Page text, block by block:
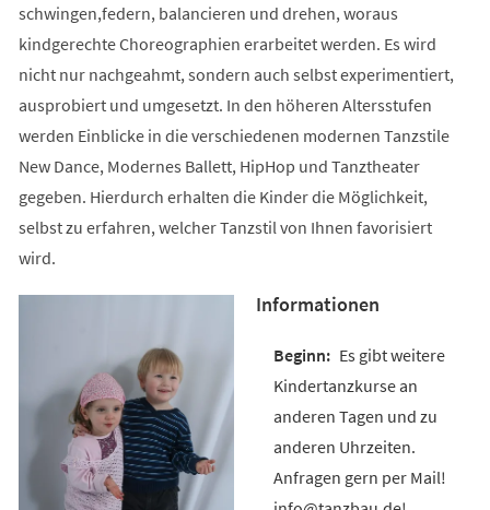
schwingen,federn, balancieren und drehen, woraus
kindgerechte Choreographien erarbeitet werden. Es wird
nicht nur nachgeahmt, sondern auch selbst experimentiert,
ausprobiert und umgesetzt. In den höheren Altersstufen
werden Einblicke in die verschiedenen modernen Tanzstile
New Dance, Modernes Ballett, HipHop und Tanztheater
gegeben. Hierdurch erhalten die Kinder die Möglichkeit,
selbst zu erfahren, welcher Tanzstil von Ihnen favorisiert
wird.
Informationen
Es gibt weitere
Kindertanzkurse an
anderen Tagen und zu
anderen Uhrzeiten.
Anfragen gern per Mail!